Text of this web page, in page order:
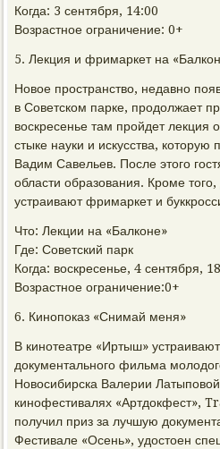
Когда: 3 сентября, 14:00
Возрастное ограничение: 0+
5. Лекция и фримаркет на
Новое пространство, недавно
в Советском парке, продолжает
воскресенье там пройдет лекция
стыке науки и искусства, которую
Вадим Савельев. После этого
области образования. Кроме
устраивают фримаркет и
Что: Лекции на «Балконе»
Где: Советский парк
Когда: воскресенье, 4 сентября,
Возрастное ограничение:0+
6. Кинопоказ «Снимай меня»
В кинотеатре «Иртыш»
документального фильма
Новосибирска Валерии
кинофестивалях «Артдокфест»,
получил приз за лучшую
Фестивале «Осень», удостоен